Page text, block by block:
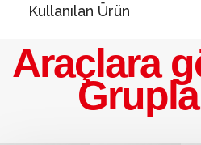
Kullanılan Ürün
Araçlara